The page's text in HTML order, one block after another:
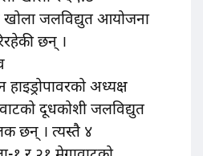
खोला जलविद्युत आयोजना
छन् ।
अध्यक्ष
दूधकोशी जलविद्युत
छन् । त्यस्तै ४